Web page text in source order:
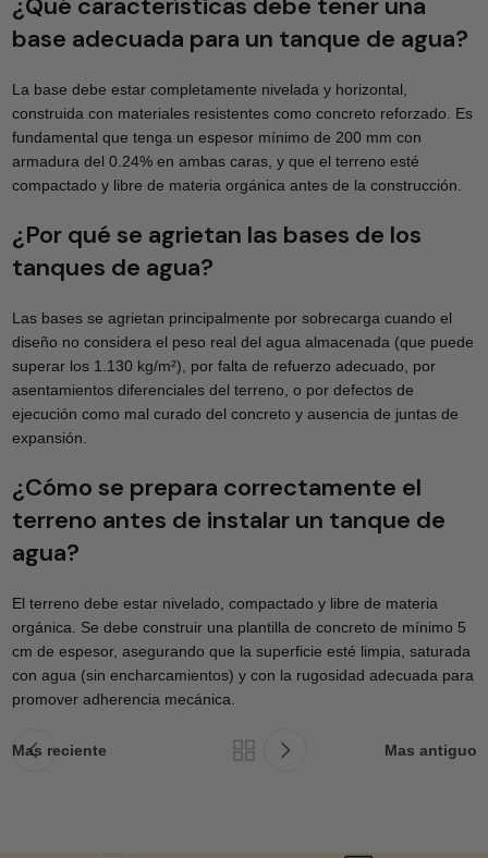
base adecuada para un tanque de agua?
La base debe estar completamente nivelada y horizontal,
construida con materiales resistentes como concreto reforzado. Es
fundamental que tenga un espesor mínimo de 200 mm con
armadura del 0.24% en ambas caras, y que el terreno esté
compactado y libre de materia orgánica antes de la construcción.
¿Por qué se agrietan las bases de los
tanques de agua?
Las bases se agrietan principalmente por sobrecarga cuando el
diseño no considera el peso real del agua almacenada (que puede
superar los 1.130 kg/m²), por falta de refuerzo adecuado, por
asentamientos diferenciales del terreno, o por defectos de
ejecución como mal curado del concreto y ausencia de juntas de
expansión.
¿Cómo se prepara correctamente el
terreno antes de instalar un tanque de
agua?
El terreno debe estar nivelado, compactado y libre de materia
orgánica. Se debe construir una plantilla de concreto de mínimo 5
cm de espesor, asegurando que la superficie esté limpia, saturada
con agua (sin encharcamientos) y con la rugosidad adecuada para
promover adherencia mecánica.
Mas reciente Mas antiguo